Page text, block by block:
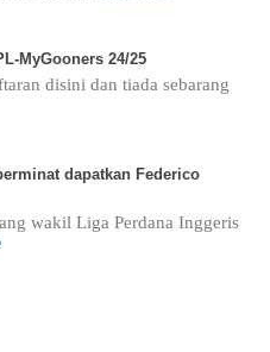
MyGooners 24/25
disini dan tiada sebarang
dapatkan Federico
wakil Liga Perdana Inggeris